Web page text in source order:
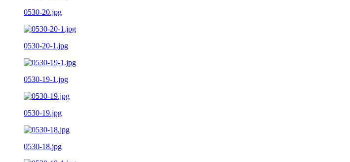
0530-20.jpg
0530-20-1.jpg
0530-19-1.jpg
0530-19.jpg
0530-18.jpg